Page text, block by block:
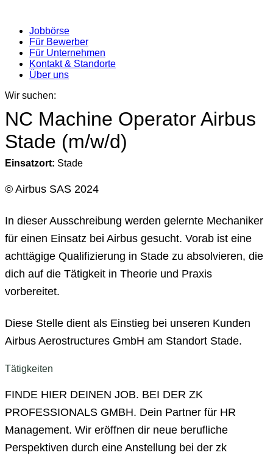
Jobbörse
Für Bewerber
Für Unternehmen
Kontakt & Standorte
Über uns
Wir suchen:
NC Machine Operator Airbus
Stade (m/w/d)
Einsatzort: Stade
© Airbus SAS 2024
In dieser Ausschreibung werden gelernte Mechaniker
für einen Einsatz bei Airbus gesucht. Vorab ist eine
achttägige Qualifizierung in Stade zu absolvieren, die
dich auf die Tätigkeit in Theorie und Praxis
vorbereitet.
Diese Stelle dient als Einstieg bei unseren Kunden
Airbus Aerostructures GmbH am Standort Stade.
Tätigkeiten
FINDE HIER DEINEN JOB. BEI DER ZK
PROFESSIONALS GMBH. Dein Partner für HR
Management. Wir eröffnen dir neue berufliche
Perspektiven durch eine Anstellung bei der zk